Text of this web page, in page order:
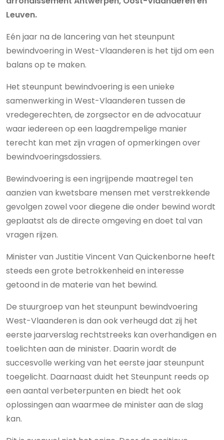
Leuven.
Eén jaar na de lancering van het steunpunt
bewindvoering in West-Vlaanderen is het tijd om een
balans op te maken.
Het steunpunt bewindvoering is een unieke
samenwerking in West-Vlaanderen tussen de
vredegerechten, de zorgsector en de advocatuur
waar iedereen op een laagdrempelige manier
terecht kan met zijn vragen of opmerkingen over
bewindvoeringsdossiers.
Bewindvoering is een ingrijpende maatregel ten
aanzien van kwetsbare mensen met verstrekkende
gevolgen zowel voor diegene die onder bewind wordt
geplaatst als de directe omgeving en doet tal van
vragen rijzen.
Minister van Justitie Vincent Van Quickenborne heeft
steeds een grote betrokkenheid en interesse
getoond in de materie van het bewind.
De stuurgroep van het steunpunt bewindvoering
West-Vlaanderen is dan ook verheugd dat zij het
eerste jaarverslag rechtstreeks kan overhandigen en
toelichten aan de minister. Daarin wordt de
succesvolle werking van het eerste jaar steunpunt
toegelicht. Daarnaast duidt het Steunpunt reeds op
een aantal verbeterpunten en biedt het ook
oplossingen aan waarmee de minister aan de slag
kan.